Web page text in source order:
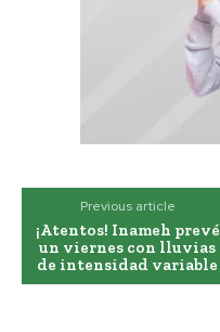
Previous article
¡Atentos! Inameh prevé
un viernes con lluvias
de intensidad variable